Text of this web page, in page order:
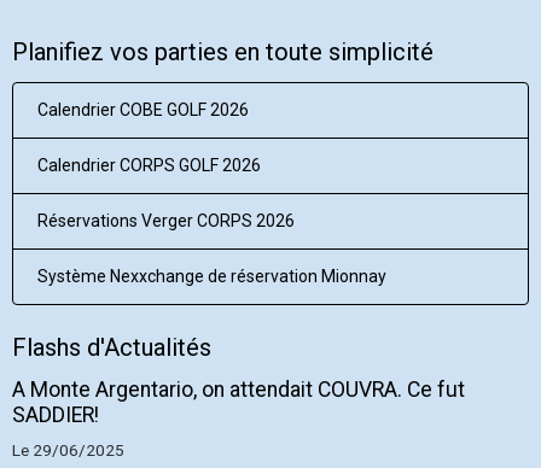
Planifiez vos parties en toute simplicité
Calendrier COBE GOLF 2026
Calendrier CORPS GOLF 2026
Réservations Verger CORPS 2026
Système Nexxchange de réservation Mionnay
Flashs d'Actualités
A Monte Argentario, on attendait COUVRA. Ce fut
SADDIER!
Le 29/06/2025